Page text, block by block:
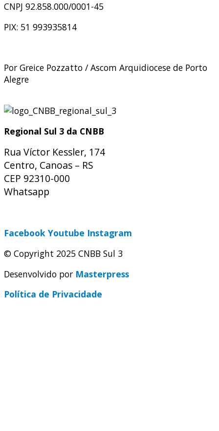
CNPJ 92.858.000/0001-45
PIX: 51 993935814
Por Greice Pozzatto / Ascom Arquidiocese de Porto
Alegre
Regional Sul 3 da CNBB
Rua Víctor Kessler, 174
Centro, Canoas – RS
CEP 92310-000
Whatsapp
Facebook Youtube Instagram
© Copyright 2025 CNBB Sul 3
Desenvolvido por Masterpress
Política de Privacidade